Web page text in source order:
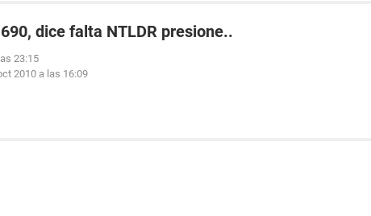
dice falta NTLDR presione..
23:15
2010 a las 16:09